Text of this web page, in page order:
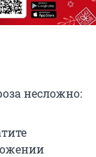
несложно: